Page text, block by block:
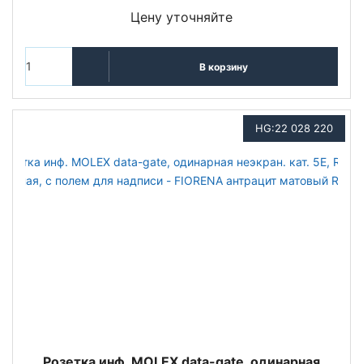
Цену уточняйте
В корзину
HG:22 028 220